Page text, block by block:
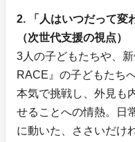
2. 「人はいつだって変
（次世代支援の視点）
3人の子どもたちや、
RACE』の子どもたち
本気で挑戦し、外見も
せることへの情熱。日
に動いた、ささいだけ